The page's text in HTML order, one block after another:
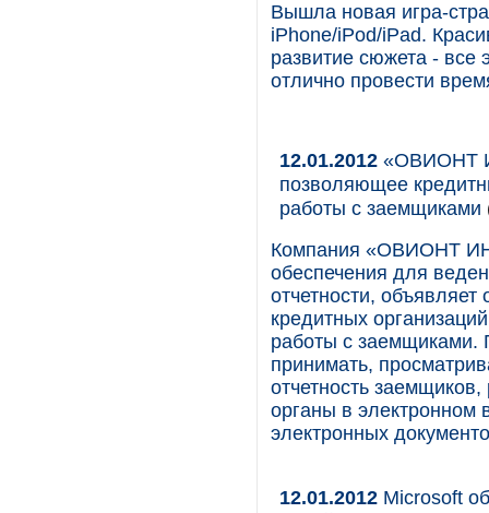
Вышла новая игра-
iPhone/iPod/iPad.
развитие сюжета - все
отлично провести
12.01.2012 «ОВИОНТ
позволяющее
работы с заемщиками
Компания «ОВИОНТ
обеспечения для
отчетности,
кредитных
работы с заемщиками.
принимать,
отчетность
органы в электронном
электронных
12.01.2012 Microsoft